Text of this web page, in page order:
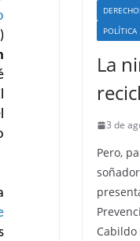
POLÍTICA
La
3 de
Pero,